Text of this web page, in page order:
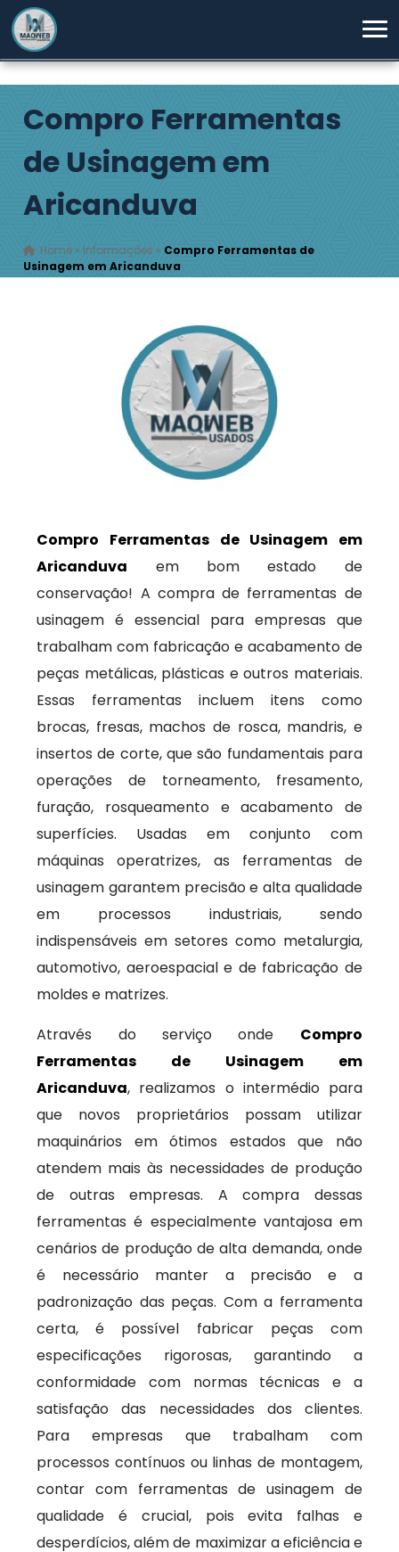
Compro Ferramentas
de Usinagem em
Aricanduva
Home » Informações » Compro Ferramentas de
Usinagem em Aricanduva
Compro Ferramentas de Usinagem em
Aricanduva em bom estado de
conservação! A compra de ferramentas de
usinagem é essencial para empresas que
trabalham com fabricação e acabamento de
peças metálicas, plásticas e outros materiais.
Essas ferramentas incluem itens como
brocas, fresas, machos de rosca, mandris, e
insertos de corte, que são fundamentais para
operações de torneamento, fresamento,
furação, rosqueamento e acabamento de
superfícies. Usadas em conjunto com
máquinas operatrizes, as ferramentas de
usinagem garantem precisão e alta qualidade
em processos industriais, sendo
indispensáveis em setores como metalurgia,
automotivo, aeroespacial e de fabricação de
moldes e matrizes.
Através do serviço onde Compro
Ferramentas de Usinagem em
Aricanduva, realizamos o intermédio para
que novos proprietários possam utilizar
maquinários em ótimos estados que não
atendem mais às necessidades de produção
de outras empresas. A compra dessas
ferramentas é especialmente vantajosa em
cenários de produção de alta demanda, onde
é necessário manter a precisão e a
padronização das peças. Com a ferramenta
certa, é possível fabricar peças com
especificações rigorosas, garantindo a
conformidade com normas técnicas e a
satisfação das necessidades dos clientes.
Para empresas que trabalham com
processos contínuos ou linhas de montagem,
contar com ferramentas de usinagem de
qualidade é crucial, pois evita falhas e
desperdícios, além de maximizar a eficiência e